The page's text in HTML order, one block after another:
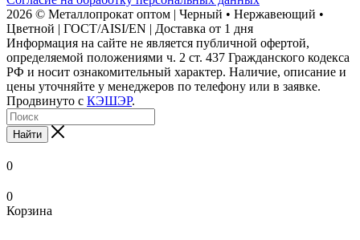
2026 © Металлопрокат оптом | Черный • Нержавеющий •
Цветной | ГОСТ/AISI/EN | Доставка от 1 дня
Информация на сайте не является публичной офертой,
определяемой положениями ч. 2 ст. 437 Гражданского кодекса
РФ и носит ознакомительный характер. Наличие, описание и
цены уточняйте у менеджеров по телефону или в заявке.
Продвинуто с КЭШЭР.
Найти
0
0
Корзина